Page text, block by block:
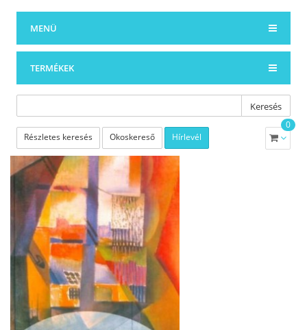
MENÜ
TERMÉKEK
Keresés
Részletes keresés Okoskereső Hírlevél
0